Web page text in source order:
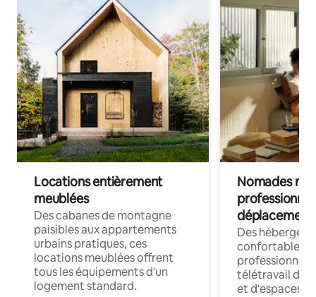
Locations entièrement
meublées
Des cabanes de montagne
paisibles aux appartements
urbains pratiques, ces
locations meublées offrent
tous les équipements d'un
logement standard.
Nomades
déplacement
Des
confortables
professionnels
télétravail
et d'espaces